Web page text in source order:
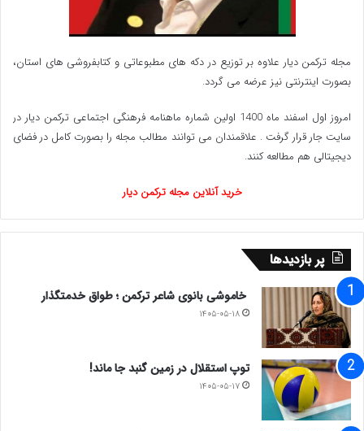
مجله ترکمن دیار علاوه بر توزیع در دکه های مطبوعاتی و کتابفروشی های استان،
بصورت اینترنتی نیز عرضه می گردد.‌
امروز اول اسفند ماه 1400 اولین شماره ماهنامه فرهنگی اجتماعی ترکمن دیار در
سایت جار قرار گرفت . علاقمندان می توانند مطالب مجله را بصورت کامل در فضای
دیجیتالی هم مطالعه کنند.
خرید آنلاین مجله ترکمن دیار
پر بازدیدها
خاموشی بانوی شاعر ترکمن ؛ طواق خدمتگذار
۱۴۰۵-۰۵-۱۸
توپ استقلال در زمین گنبد جا ماند!
۱۴۰۵-۰۵-۱۷